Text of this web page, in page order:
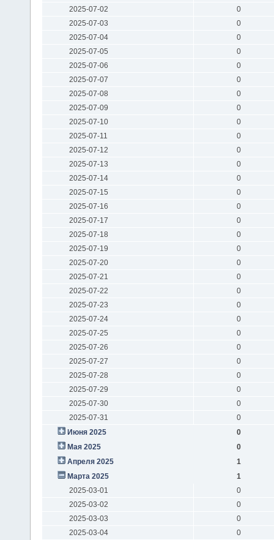
2025-07-02
0
2025-07-03
0
2025-07-04
0
2025-07-05
0
2025-07-06
0
2025-07-07
0
2025-07-08
0
2025-07-09
0
2025-07-10
0
2025-07-11
0
2025-07-12
0
2025-07-13
0
2025-07-14
0
2025-07-15
0
2025-07-16
0
2025-07-17
0
2025-07-18
0
2025-07-19
0
2025-07-20
0
2025-07-21
0
2025-07-22
0
2025-07-23
0
2025-07-24
0
2025-07-25
0
2025-07-26
0
2025-07-27
0
2025-07-28
0
2025-07-29
0
2025-07-30
0
2025-07-31
0
Июня 2025
0
Мая 2025
0
Апреля 2025
1
Марта 2025
1
2025-03-01
0
2025-03-02
0
2025-03-03
0
2025-03-04
0